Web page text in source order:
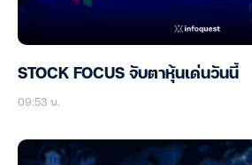
STOCK FOCUS จับตาหุ้นเด่นวันนี้
09:53 น.